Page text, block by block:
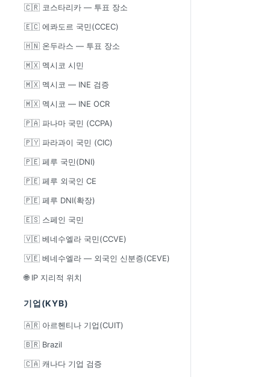
🇨🇷 코스타리카 — 투표 장소
🇪🇨 에콰도르 국민(CCEC)
🇭🇳 온두라스 — 투표 장소
🇲🇽 멕시코 시민
🇲🇽 멕시코 — INE 검증
🇲🇽 멕시코 — INE OCR
🇵🇦 파나마 국민 (CCPA)
🇵🇾 파라과이 국민 (CIC)
🇵🇪 페루 국민(DNI)
🇵🇪 페루 외국인 CE
🇵🇪 페루 DNI(확장)
🇪🇸 스페인 국민
🇻🇪 베네수엘라 국민(CCVE)
🇻🇪 베네수엘라 — 외국인 신분증(CEVE)
🌐 IP 지리적 위치
기업(KYB)
🇦🇷 아르헨티나 기업(CUIT)
🇧🇷 Brazil
🇨🇦 캐나다 기업 검증